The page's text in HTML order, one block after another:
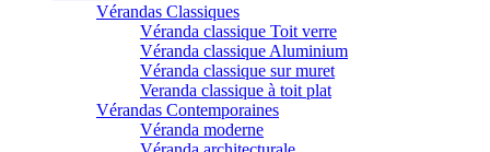
Vérandas Classiques
Véranda classique Toit verre
Véranda classique Aluminium
Véranda classique sur muret
Veranda classique à toit plat
Vérandas Contemporaines
Véranda moderne